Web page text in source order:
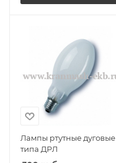
Лампы ртутные дуговые
типа ДРЛ